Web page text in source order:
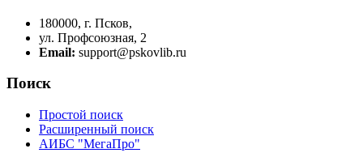
180000, г. Псков,
ул. Профсоюзная, 2
Email: support@pskovlib.ru
Поиск
Простой поиск
Расширенный поиск
АИБС "МегаПро"